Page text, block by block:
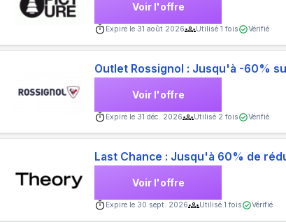
Voir l'offre
Expire le 31 août 2026 Utilisé1 fois Vérifié
Outlet Rossignol : Jusqu'à -60%
Voir l'offre
Expire le 31 déc. 2026 Utilisé 2 fois Vérifié
Last Chance : Jusqu'à 60% de
Voir l'offre
Expire le 30 sept. 2026 Utilisé1 fois Vérifié